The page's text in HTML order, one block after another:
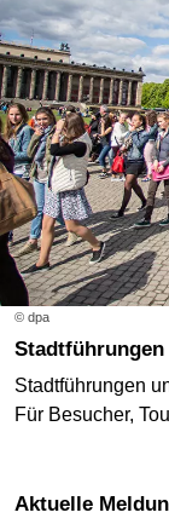
© dpa
Stadtführungen
Stadtführungen
Für Besucher,
Aktuelle